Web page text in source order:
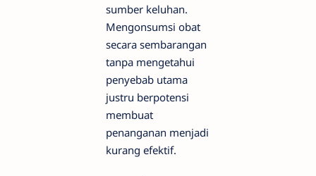
sumber keluhan.
Mengonsumsi obat
secara sembarangan
tanpa mengetahui
penyebab utama
justru berpotensi
membuat
penanganan menjadi
kurang efektif.